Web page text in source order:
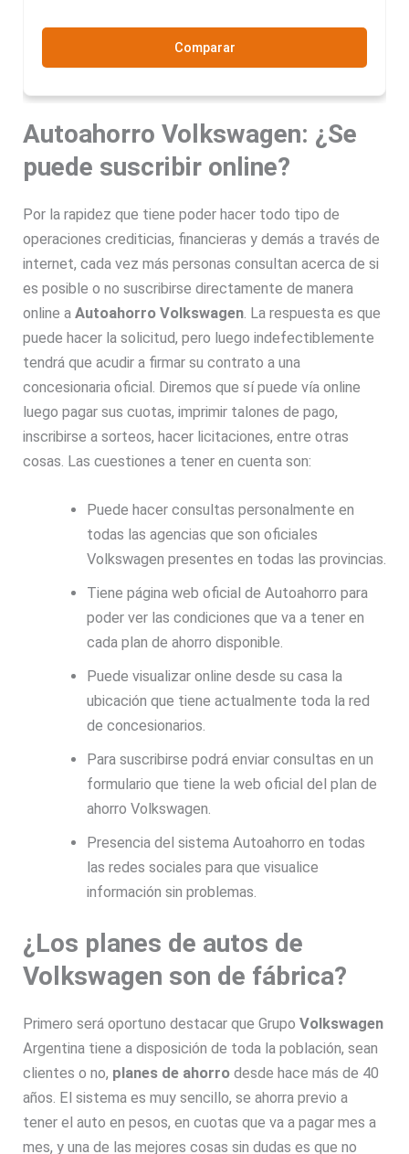
Comparar
Autoahorro Volkswagen: ¿Se
puede suscribir online?
Por la rapidez que tiene poder hacer todo tipo de
operaciones crediticias, financieras y demás a través de
internet, cada vez más personas consultan acerca de si
es posible o no suscribirse directamente de manera
online aAutoahorro Volkswagen. La respuesta es que
puede hacer la solicitud, pero luego indefectiblemente
tendrá que acudir a firmar su contrato a una
concesionaria oficial. Diremos que sí puede vía online
luego pagar sus cuotas, imprimir talones de pago,
inscribirse a sorteos, hacer licitaciones, entre otras
cosas. Las cuestiones a tener en cuenta son:
Puede hacer consultas personalmente en
todas las agencias que son oficiales
Volkswagen presentes en todas las provincias.
Tiene página web oficial de Autoahorro para
poder ver las condiciones que va a tener en
cada plan de ahorro disponible.
Puede visualizar online desde su casa la
ubicación que tiene actualmente toda la red
de concesionarios.
Para suscribirse podrá enviar consultas en un
formulario que tiene la web oficial del plan de
ahorro Volkswagen.
Presencia del sistema Autoahorro en todas
las redes sociales para que visualice
información sin problemas.
¿Los planes de autos de
Volkswagen son de fábrica?
Primero será oportuno destacar que GrupoVolkswagen
Argentina tiene a disposición de toda la población, sean
clientes o no, planes de ahorro desde hace más de 40
años. El sistema es muy sencillo, se ahorra previo a
tener el auto en pesos, en cuotas que va a pagar mes a
mes, y una de las mejores cosas sin dudas es que no